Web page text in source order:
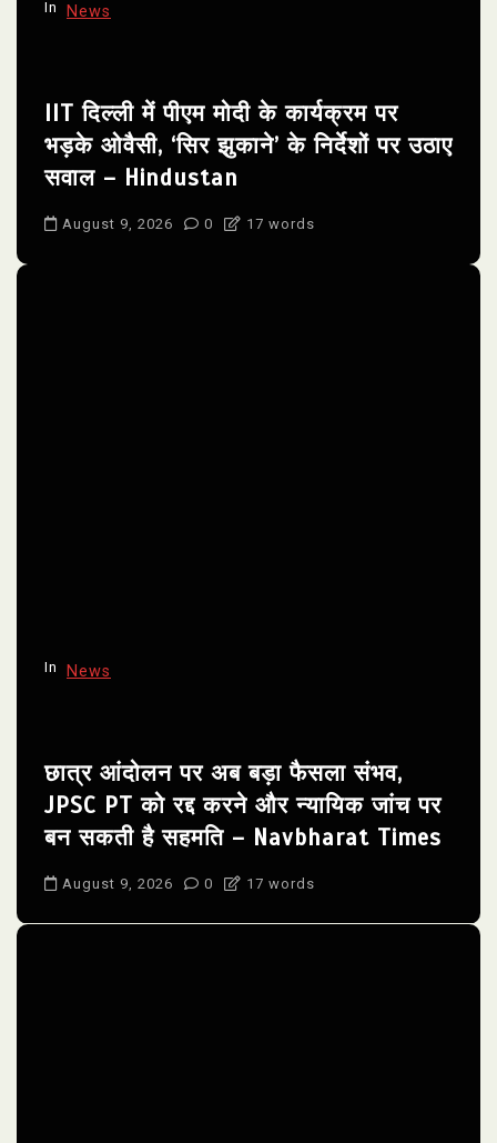
In News
IIT दिल्ली में पीएम मोदी के कार्यक्रम पर
भड़के ओवैसी, ‘सिर झुकाने’ के निर्देशों पर उठाए
सवाल – Hindustan
August 9, 2026 0 17 words
In News
छात्र आंदोलन पर अब बड़ा फैसला संभव,
JPSC PT को रद्द करने और न्यायिक जांच पर
बन सकती है सहमति – Navbharat Times
August 9, 2026 0 17 words